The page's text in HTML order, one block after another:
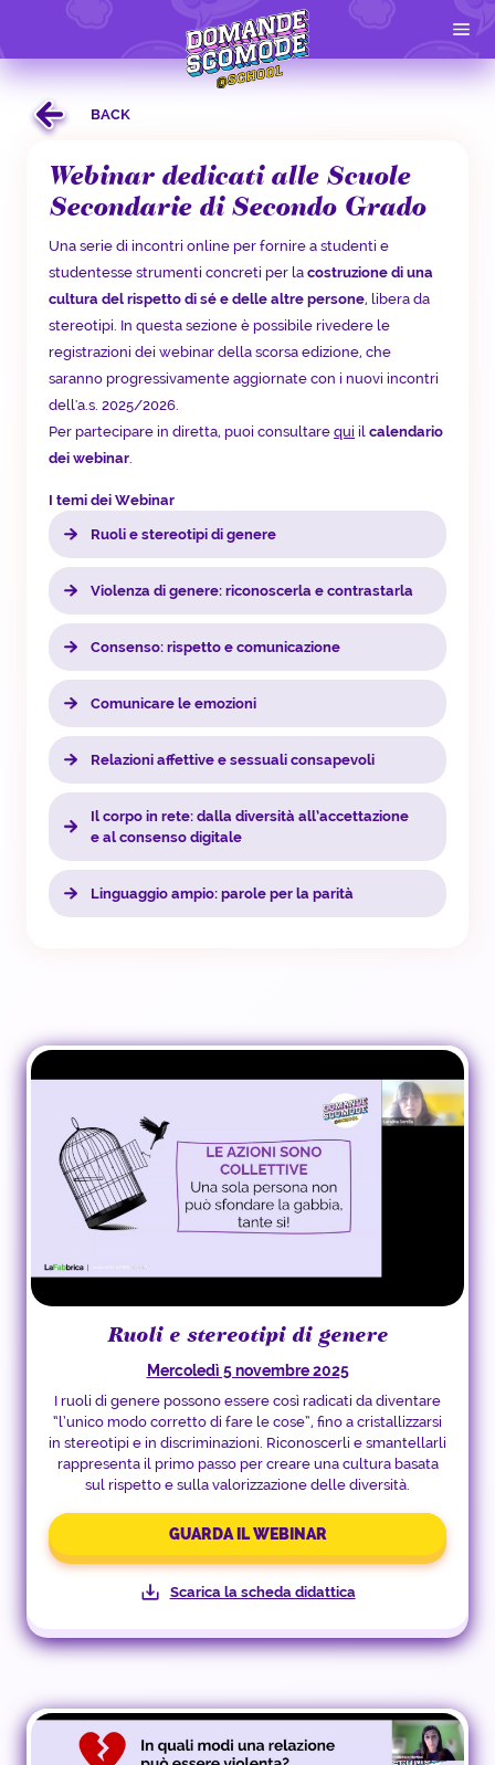
BACK
Webinar dedicati alle Scuole
Secondarie di Secondo Grado
Una serie di incontri online per fornire a studenti e
studentesse strumenti concreti per la costruzione di una
cultura del rispetto di sé e delle altre persone, libera da
stereotipi. In questa sezione è possibile rivedere le
registrazioni dei webinar della scorsa edizione, che
saranno progressivamente aggiornate con i nuovi incontri
dell'a.s. 2025/2026.
Per partecipare in diretta, puoi consultare qui il calendario
dei webinar.
I temi dei Webinar
Ruoli e stereotipi di genere
Violenza di genere: riconoscerla e contrastarla
Consenso: rispetto e comunicazione
Comunicare le emozioni
Relazioni affettive e sessuali consapevoli
Il corpo in rete: dalla diversità all’accettazione
e al consenso digitale
Linguaggio ampio: parole per la parità
Ruoli e stereotipi di genere
Mercoledì 5 novembre 2025
I ruoli di genere possono essere così radicati da diventare
“l’unico modo corretto di fare le cose”, fino a cristallizzarsi
in stereotipi e in discriminazioni. Riconoscerli e smantellarli
rappresenta il primo passo per creare una cultura basata
sul rispetto e sulla valorizzazione delle diversità.
GUARDA IL WEBINAR
Scarica la scheda didattica